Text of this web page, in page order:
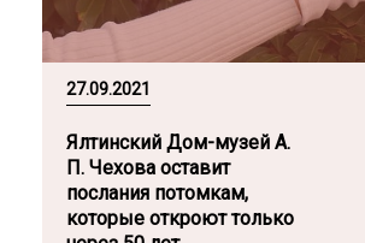
27.09.2021
Ялтинский Дом-музей А.
П. Чехова оставит
послания потомкам,
которые откроют только